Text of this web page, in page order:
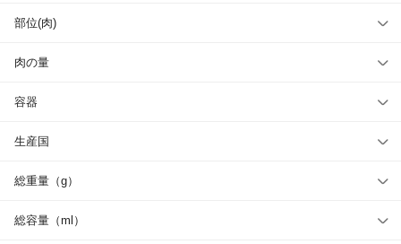
部位(肉)
肉の量
容器
生産国
総重量（g）
総容量（ml）